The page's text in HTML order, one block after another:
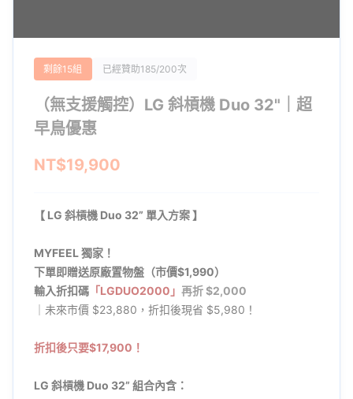
剩餘15組 已經贊助185/200次
（無支援觸控）LG 斜槓機 Duo 32"｜超
早鳥優惠
NT$19,900
【 LG 斜槓機 Duo 32” 單入方案】
MYFEEL 獨家！
下單即贈送原廠置物盤（市價$1,990）
輸入折扣碼「LGDUO2000」 再折 $2,000
｜未來市價 $23,880，折扣後現省 $5,980！
折扣後只要$17,900！
LG 斜槓機 Duo 32” 組合內含：